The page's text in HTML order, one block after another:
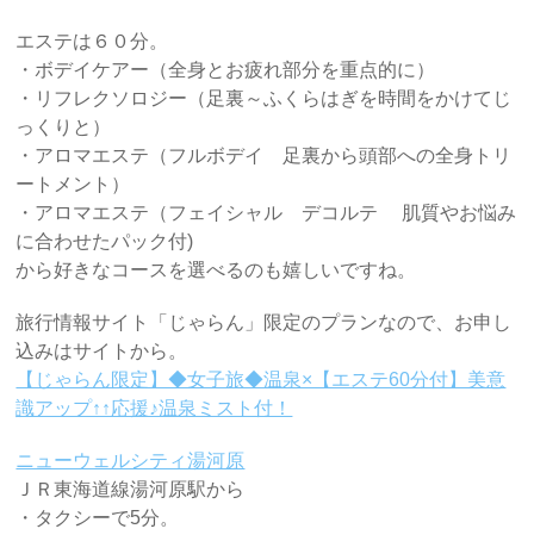
エステは６０分。
・ボデイケアー（全身とお疲れ部分を重点的に）
・リフレクソロジー（足裏～ふくらはぎを時間をかけてじ
っくりと）
・アロマエステ（フルボデイ 足裏から頭部への全身トリ
ートメント）
・アロマエステ（フェイシャル デコルテ 肌質やお悩み
に合わせたパック付)
から好きなコースを選べるのも嬉しいですね。
旅行情報サイト「じゃらん」限定のプランなので、お申し
込みはサイトから。
【じゃらん限定】◆女子旅◆温泉×【エステ60分付】美意
識アップ↑↑応援♪温泉ミスト付！
ニューウェルシティ湯河原
ＪＲ東海道線湯河原駅から
・タクシーで5分。